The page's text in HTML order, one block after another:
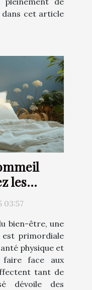
dans cet article
les
bien-être, une
primordiale
physique et
faire face aux
tant de
dévoile des